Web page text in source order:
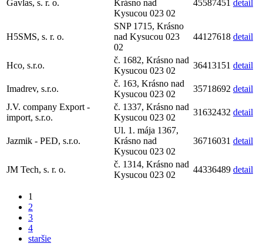
Gavlas, s. r. o.
Krásno nad
Kysucou 023 02
45587451 detail
H5SMS, s. r. o.
SNP 1715, Krásno
nad Kysucou 023
02
44127618 detail
Hco, s.r.o.
č. 1682, Krásno nad
Kysucou 023 02
36413151 detail
Imadrev, s.r.o.
č. 163, Krásno nad
Kysucou 023 02
35718692 detail
J.V. company Export -
import, s.r.o.
č. 1337, Krásno nad
Kysucou 023 02
31632432 detail
Jazmik - PED, s.r.o.
Ul. 1. mája 1367,
Krásno nad
Kysucou 023 02
36716031 detail
JM Tech, s. r. o.
č. 1314, Krásno nad
Kysucou 023 02
44336489 detail
1
2
3
4
staršie